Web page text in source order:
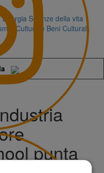
Energia Scienze della vita
Cultura e Beni Culturali
punta